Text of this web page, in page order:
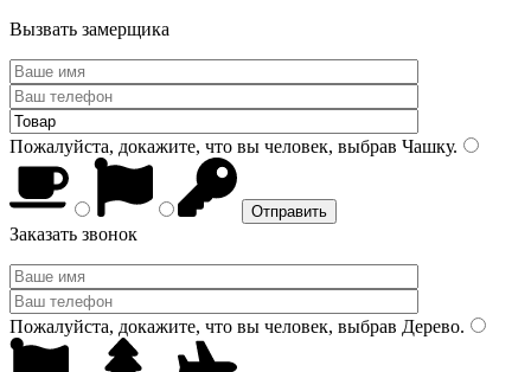
Вызвать замерщика
Пожалуйста, докажите, что вы человек, выбрав Чашку.
Заказать звонок
Пожалуйста, докажите, что вы человек, выбрав Дерево.